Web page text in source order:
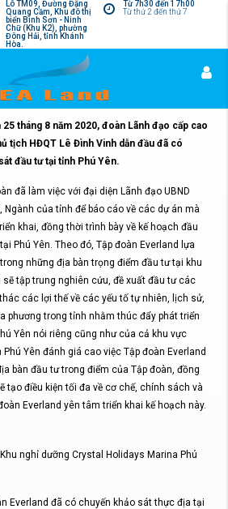
Từ 7h30 đến 17h00
Từ thứ 2 đến thứ 7
Lô TM09, Đường Đặng
Quang Cầm, Khu đô thị
biển Bình Sơn - Ninh
Chữ (Khu K2), phường
Đông Hải, tỉnh Khánh
Hòa.
tháng 8 năm 2020, đoàn Lãnh đạo cấp cao
tịch HĐQT Lê Đình Vinh dẫn đầu đã có
đầu tư tại tỉnh Phú Yên.
đã làm việc với đại diện Lãnh đạo UBND
Ngành của tỉnh để báo cáo về các dự án mà
khai, đồng thời trình bày về kế hoạch đầu
Phú Yên. Theo đó, Tập đoàn Everland lựa
những địa bàn trọng điểm đầu tư tại khu
sẽ tập trung nghiên cứu, đề xuất đầu tư các
các lợi thế về các yếu tố tự nhiên, lịch sử,
phương trong tỉnh nhằm thúc đẩy phát triển
Yên nói riêng cũng như của cả khu vực
Yên đánh giá cao việc Tập đoàn Everland
bàn đầu tư trong điểm của Tập đoàn, đồng
tạo điều kiện tối đa về cơ chế, chính sách và
Everland yên tâm triển khai kế hoạch này.
nghỉ dưỡng Crystal Holidays Marina Phú
Everland đã có chuyến khảo sát thực địa tại